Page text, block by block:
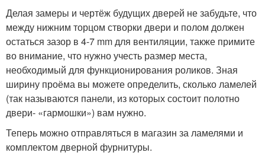
Делая замеры и чертёж будущих дверей не забудьте, что
между нижним торцом створки двери и полом должен
остаться зазор в 4-7 mm для вентиляции, также примите
во внимание, что нужно учесть размер места,
необходимый для функционирования роликов. Зная
ширину проёма вы можете определить, сколько ламелей
(так называются панели, из которых состоит полотно
двери- «гармошки») вам нужно.
Теперь можно отправляться в магазин за ламелями и
комплектом дверной фурнитуры.